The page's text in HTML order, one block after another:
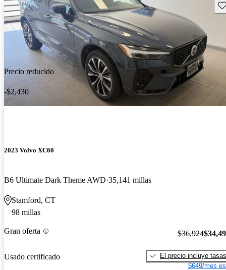
Precio reducido
-$2,430
2023 Volvo XC60
B6 Ultimate Dark Theme AWD 35,141 millas
Stamford, CT
98 millas
Gran oferta
Usado certificado
$36,924
El precio incluye tasas
$649/mes